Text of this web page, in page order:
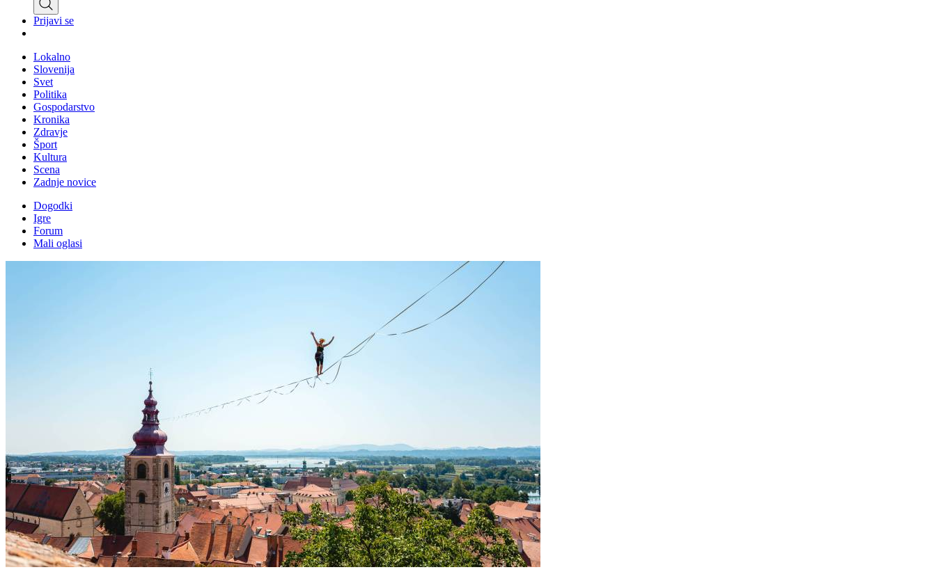
Prijavi se
Lokalno
Slovenija
Svet
Politika
Gospodarstvo
Kronika
Zdravje
Šport
Kultura
Scena
Zadnje novice
Dogodki
Igre
Forum
Mali oglasi